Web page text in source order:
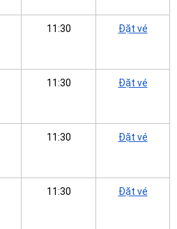
11:30 Đặt vé
11:30 Đặt vé
11:30 Đặt vé
11:30 Đặt vé